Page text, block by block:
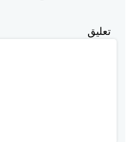
تعليق